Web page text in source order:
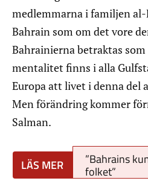
medlemmarna i familjen
Bahrain som om det vore
Bahrainierna betraktas
mentalitet finns i alla
Europa att livet i denna del
Men förändring kommer
Salman.
”Bahrains
folket”